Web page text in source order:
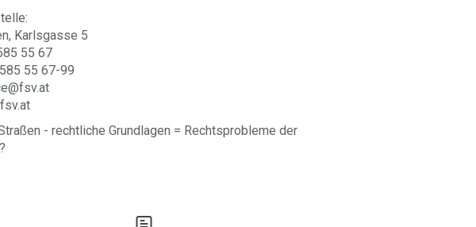
Karlsgasse 5
55 67
55 67-99
- rechtliche Grundlagen = Rechtsprobleme der